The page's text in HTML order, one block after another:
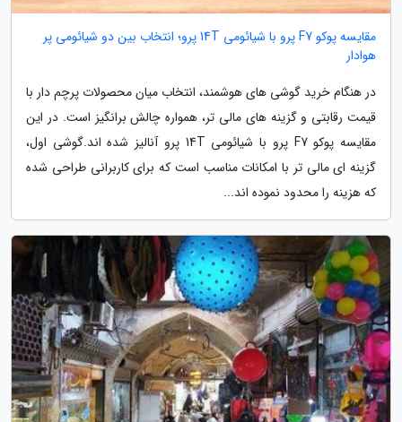
مقایسه پوکو F7 پرو با شیائومی 14T پرو؛ انتخاب بین دو شیائومی پر
هوادار
در هنگام خرید گوشی های هوشمند، انتخاب میان محصولات پرچم دار با
قیمت رقابتی و گزینه های مالی تر، همواره چالش برانگیز است. در این
مقایسه پوکو F7 پرو با شیائومی 14T پرو آنالیز شده اند.گوشی اول،
گزینه ای مالی تر با امکانات مناسب است که برای کاربرانی طراحی شده
که هزینه را محدود نموده اند...